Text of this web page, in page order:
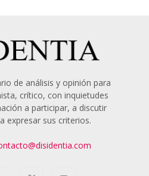
de análisis y opinión para
crítico, con inquietudes
a participar, a discutir
expresar sus criterios.